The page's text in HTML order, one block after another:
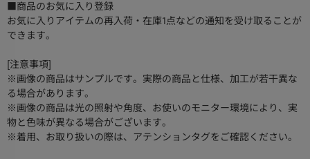
■商品のお気に入り登録
お気に入りアイテムの再入荷・在庫1点などの通知を受け取ることが
できます。
[注意事項]
※画像の商品はサンプルです。実際の商品と仕様、加工が若干異な
る場合があります。
※画像の商品は光の照射や角度、お使いのモニター環境により、実
物と色味が異なる場合がございます。
※着用、お取り扱いの際は、アテンションタグをご確認ください。